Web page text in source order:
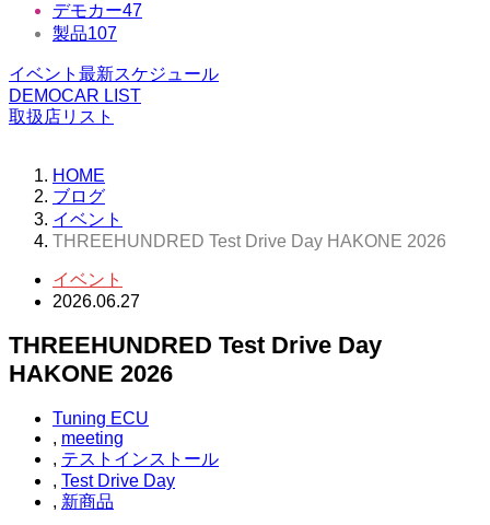
デモカー47
製品107
イベント最新スケジュール
DEMOCAR LIST
取扱店リスト
HOME
ブログ
イベント
THREEHUNDRED Test Drive Day HAKONE 2026
イベント
2026.06.27
THREEHUNDRED Test Drive Day
HAKONE 2026
Tuning ECU
, meeting
, テストインストール
, Test Drive Day
, 新商品